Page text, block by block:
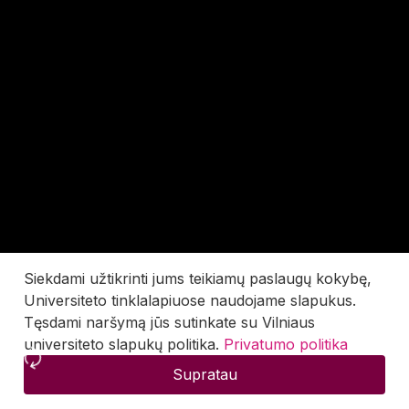
Siekdami užtikrinti jums teikiamų paslaugų kokybę,
Universiteto tinklalapiuose naudojame slapukus.
Tęsdami naršymą jūs sutinkate su Vilniaus
universiteto slapukų politika. Privatumo politika
Supratau